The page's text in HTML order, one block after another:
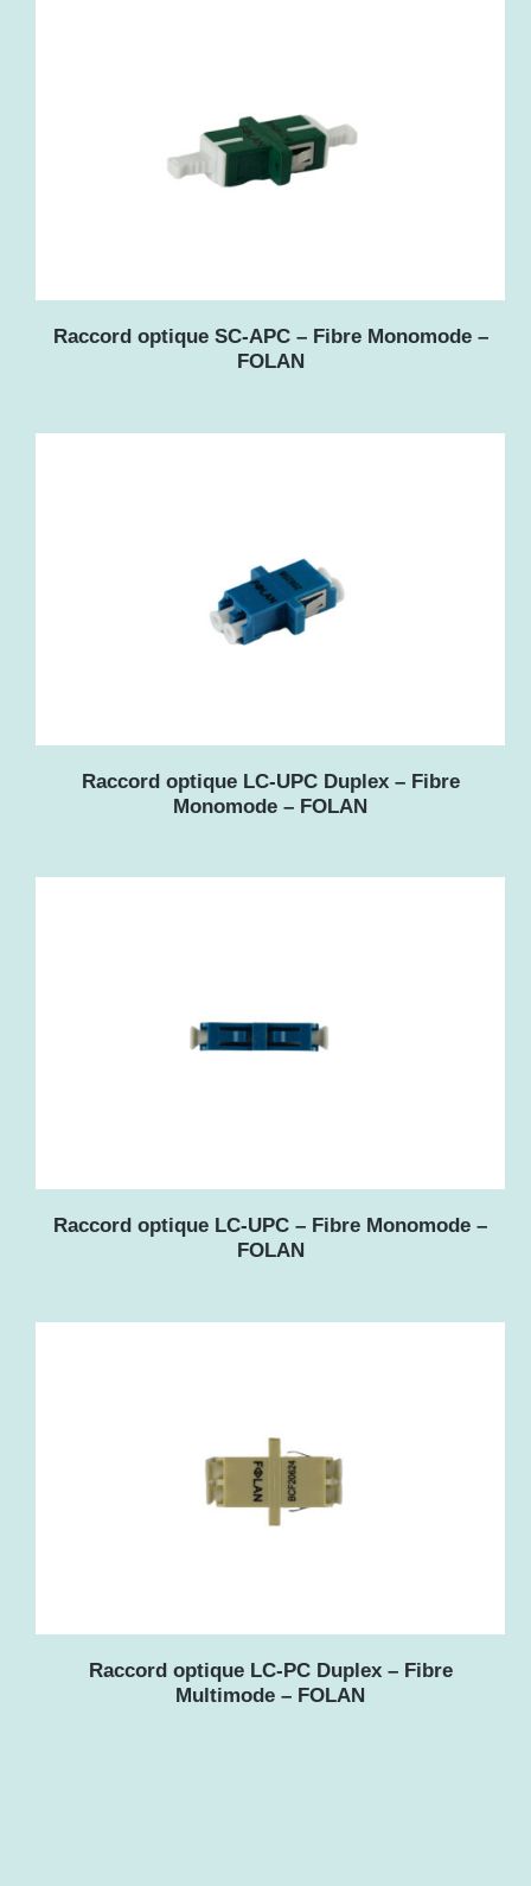
Raccord optique SC-APC – Fibre Monomode –
FOLAN
Raccord optique LC-UPC Duplex – Fibre
Monomode – FOLAN
Raccord optique LC-UPC – Fibre Monomode –
FOLAN
Raccord optique LC-PC Duplex – Fibre
Multimode – FOLAN